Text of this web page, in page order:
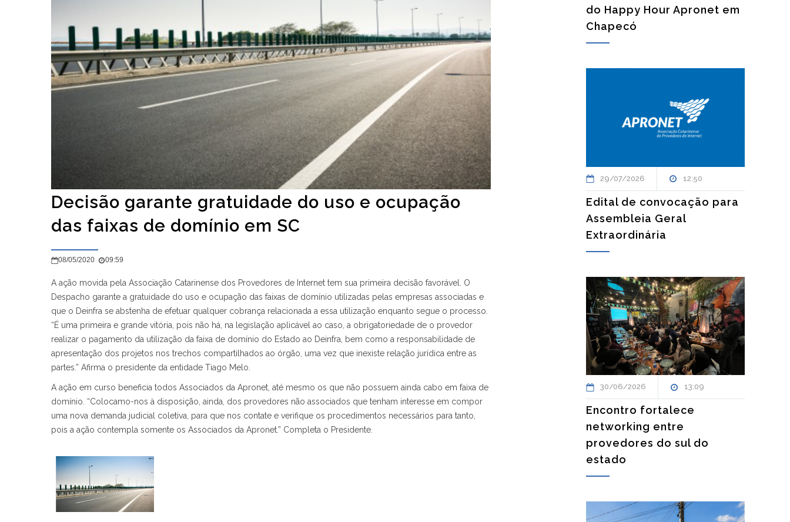
Decisão garante gratuidade do uso e ocupação
das faixas de domínio em SC
08/05/2020 09:59
A ação movida pela Associação Catarinense dos Provedores de Internet tem sua primeira decisão favorável. O
Despacho garante a gratuidade do uso e ocupação das faixas de domínio utilizadas pelas empresas associadas e
que o Deinfra se abstenha de efetuar qualquer cobrança relacionada a essa utilização enquanto segue o processo.
“É uma primeira e grande vitória, pois não há, na legislação aplicável ao caso, a obrigatoriedade de o provedor
realizar o pagamento da utilização da faixa de domínio do Estado ao Deinfra, bem como a responsabilidade de
apresentação dos projetos nos trechos compartilhados ao órgão, uma vez que inexiste relação jurídica entre as
partes.” Afirma o presidente da entidade Tiago Melo.
A ação em curso beneficia todos Associados da Apronet, até mesmo os que não possuem ainda cabo em faixa de
domínio. “Colocamo-nos à disposição, ainda, dos provedores não associados que tenham interesse em compor
uma nova demanda judicial coletiva, para que nos contate e verifique os procedimentos necessários para tanto,
pois a ação contempla somente os Associados da Apronet.” Completa o Presidente.
do Happy Hour Apronet em
Chapecó
29/07/2026 12:50
Edital de convocação para
Assembleia Geral
Extraordinária
30/06/2026 13:09
Encontro fortalece
networking entre
provedores do sul do
estado